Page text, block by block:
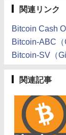
関連リンク
Bitcoin Cash
Bitcoin-ABC（
Bitcoin-SV（
関連記事